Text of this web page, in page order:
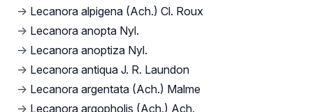
→ Lecanora alpigena (Ach.) Cl. Roux
→ Lecanora anopta Nyl.
→ Lecanora anoptiza Nyl.
→ Lecanora antiqua J. R. Laundon
→ Lecanora argentata (Ach.) Malme
→ Lecanora argopholis (Ach.) Ach.